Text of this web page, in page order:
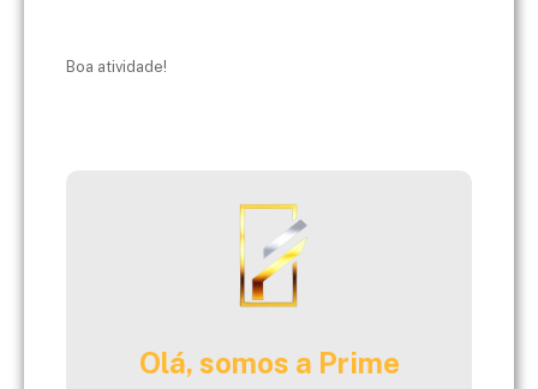
Boa atividade!
Olá, somos a Prime